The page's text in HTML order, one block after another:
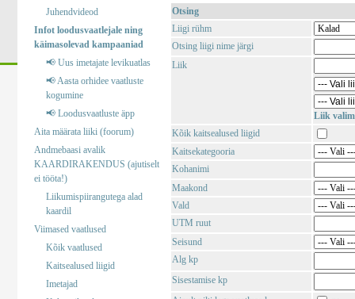
Juhendvideod
Infot loodusvaatlejale ning
käimasolevad kampaaniad
📢 Uus imetajate levikuatlas
📢 Aasta orhidee vaatluste
kogumine
📢 Loodusvaatluste äpp
Aita määrata liiki (foorum)
Andmebaasi avalik
KAARDIRAKENDUS (ajutiselt
ei tööta!)
Liikumispiirangutega alad
kaardil
Viimased vaatlused
Kõik vaatlused
Kaitsealused liigid
Imetajad
Otsing
Liigi rühm
Otsing liigi nime järgi
Liik
Liik
Kõik kaitsealused liigid
Kaitsekategooria
Kohanimi
Maakond
Vald
UTM ruut
Seisund
Alg kp
Sisestamise kp